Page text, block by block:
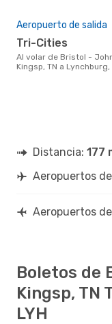
Aeropuerto de salida
Tri-Cities
Al volar de Bristol - Johnson -
Kingsp, TN a Lynchburg,
Distancia: 177
Aeropuertos
Aeropuertos
Boletos de
Kingsp, TN
LYH